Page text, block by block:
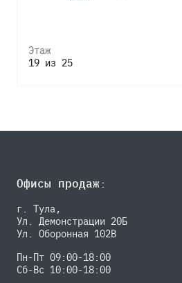
Этаж
19 из 25
Офисы продаж:
г. Тула,
Ул. Демонстрации 20Б
Ул. Оборонная 102В
Пн-Пт 09:00-18:00
Сб-Вс 10:00-18:00